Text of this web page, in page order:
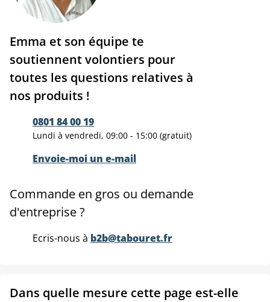
Emma et son équipe te
soutiennent volontiers pour
toutes les questions relatives à
nos produits !
0801 84 00 19
Lundi à vendredi, 09:00 - 15:00 (gratuit)
Envoie-moi un e-mail
Commande en gros ou demande
d'entreprise ?
Ecris-nous à b2b@tabouret.fr
Dans quelle mesure cette page est-elle